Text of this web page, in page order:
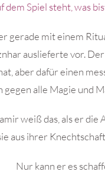
dem Spiel steht, was
gerade mit einem
auslieferte vor.
aber dafür einen
alle Magie und
weiß das, als er
aus ihrer
Nur kann er es